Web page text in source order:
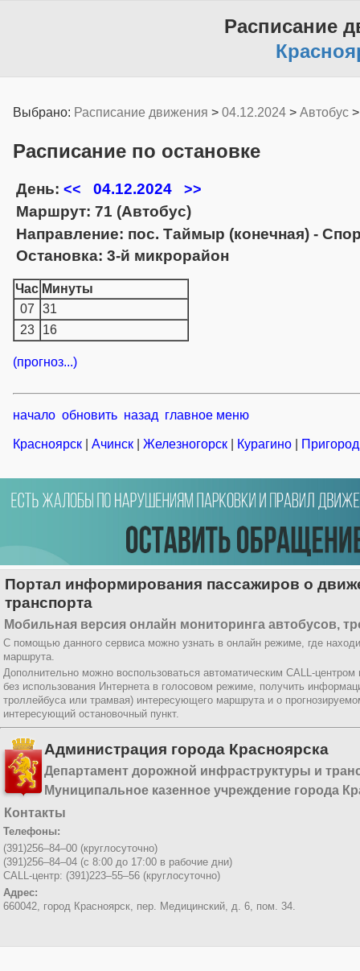
Расписание
Выбрано: Расписание движения > 04.12.2024 > Автобус
Расписание по остановке
День: << 04.12.2024 >>
Маршрут: 71 (Автобус)
Направление: пос. Таймыр (конечная) -
Остановка: 3-й микрорайон
Час Минуты
07
31
23
16
(прогноз...)
начало обновить назад главное меню
Красноярск Ачинск Железногорск Курагино
Портал информирования пассажиров о
транспорта
Мобильная версия онлайн мониторинга автобусов,
С помощью данного сервиса можно узнать в онлайн режиме, где
маршрута.
Дополнительно можно воспользоваться автоматическим CALL-
без использования Интернета в голосовом режиме, получить
троллейбуса или трамвая) интересующего маршрута и о
интересующий остановочный пункт.
Администрация города Красноярска
Департамент дорожной инфраструктуры и
Муниципальное казенное учреждение города
Контакты
Телефоны:
(391)256–84–00 (круглосуточно)
(391)256–84–04 (с 8:00 до 17:00 в рабочие дни)
CALL-центр: (391)223–55–56 (круглосуточно)
Адрес:
660042, город Красноярск, пер. Медицинский, д. 6, пом. 34.